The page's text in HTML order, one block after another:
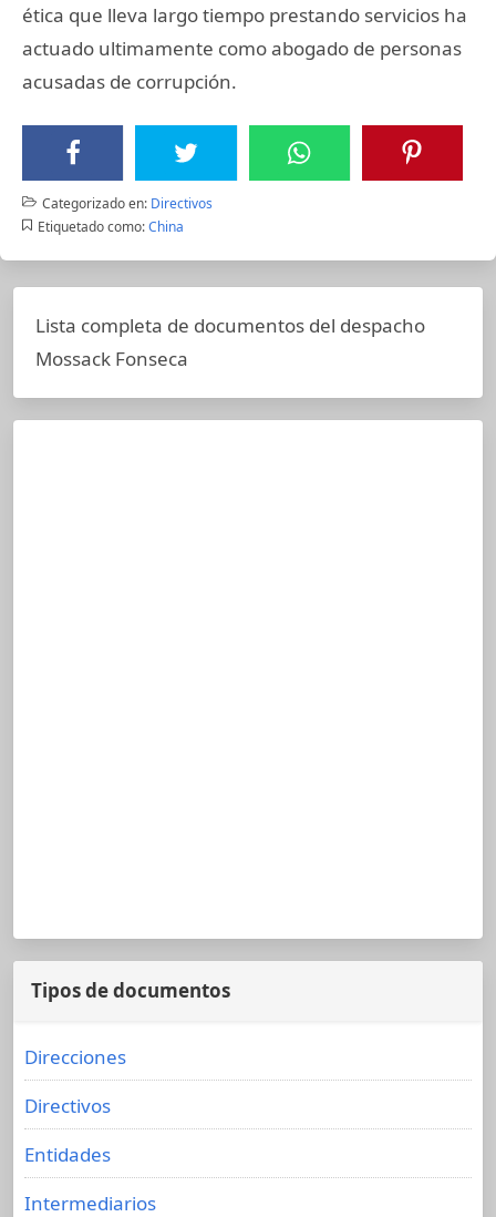
ética que lleva largo tiempo prestando servicios ha
actuado ultimamente como abogado de personas
acusadas de corrupción.
Categorizado en: Directivos
Etiquetado como: China
Lista completa de documentos del despacho
Mossack Fonseca
Tipos de documentos
Direcciones
Directivos
Entidades
Intermediarios